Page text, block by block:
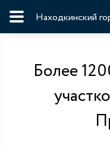
Находкинский
Более